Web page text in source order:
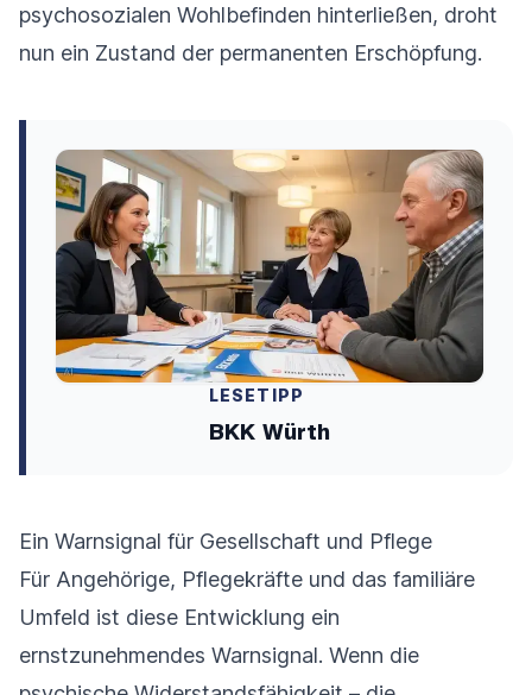
psychosozialen Wohlbefinden hinterließen, droht
nun ein Zustand der permanenten Erschöpfung.
LESETIPP
BKK Würth
Ein Warnsignal für Gesellschaft und Pflege
Für Angehörige, Pflegekräfte und das familiäre
Umfeld ist diese Entwicklung ein
ernstzunehmendes Warnsignal. Wenn die